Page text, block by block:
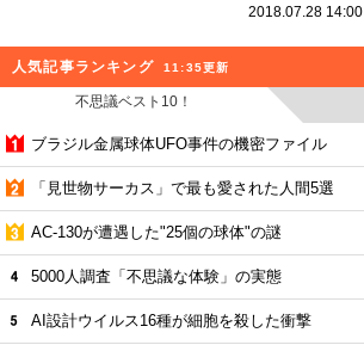
2018.07.28 14:00
人気記事ランキング 11:35更新
不思議ベスト10！
ブラジル金属球体UFO事件の機密ファイル
「見世物サーカス」で最も愛された人間5選
AC-130が遭遇した"25個の球体"の謎
5000人調査「不思議な体験」の実態
AI設計ウイルス16種が細胞を殺した衝撃